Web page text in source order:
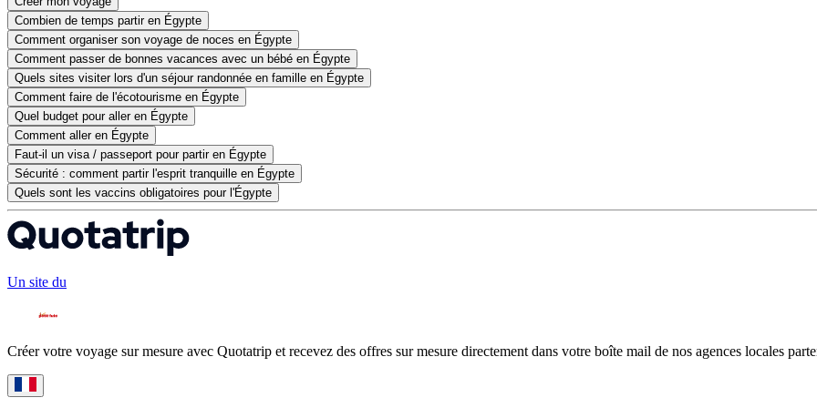
Combien de temps partir en Égypte
Comment organiser son voyage de noces en Égypte
Comment passer de bonnes vacances avec un bébé en Égypte
Quels sites visiter lors d'un séjour randonnée en famille en Égypte
Comment faire de l'écotourisme en Égypte
Quel budget pour aller en Égypte
Comment aller en Égypte
Faut-il un visa / passeport pour partir en Égypte
Sécurité : comment partir l'esprit tranquille en Égypte
Quels sont les vaccins obligatoires pour l'Égypte
Un site du
Créer votre voyage sur mesure avec Quotatrip et recevez des offres sur mesure directement dans votre boîte mail de nos agences locales